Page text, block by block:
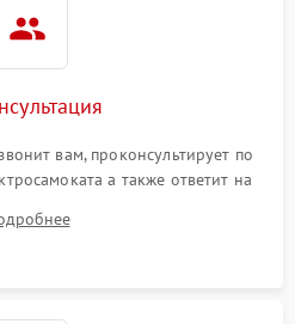
вам, проконсультирует по
а также ответит на